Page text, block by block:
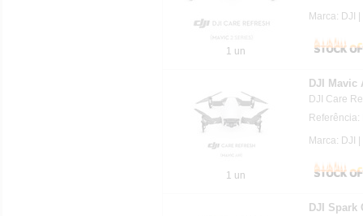
1 un
Marca: DJI |
1 un
DJI Mavic
DJI Care
Marca: DJI |
DJI Spark